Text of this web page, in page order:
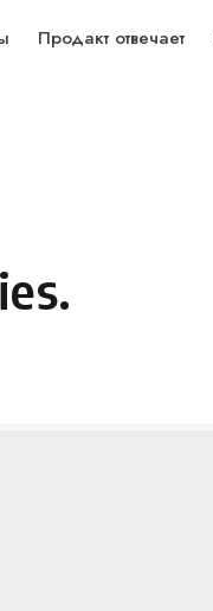
Продакт отвечает